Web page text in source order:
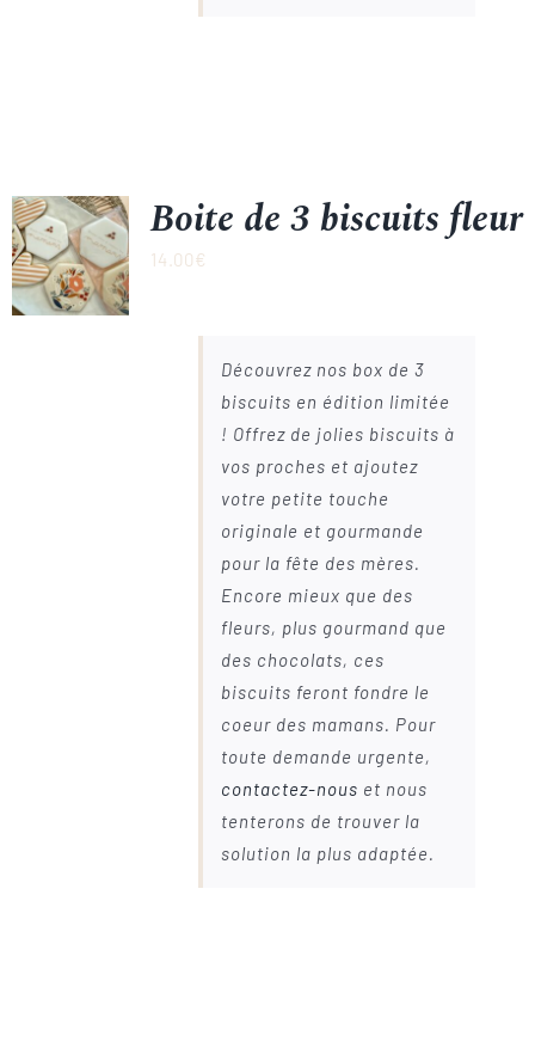
Boite de 3 biscuits fleur
14.00€
Découvrez nos box de 3
biscuits en édition limitée
! Offrez de jolies biscuits à
vos proches et ajoutez
votre petite touche
originale et gourmande
pour la fête des mères.
Encore mieux que des
fleurs, plus gourmand que
des chocolats, ces
biscuits feront fondre le
coeur des mamans. Pour
toute demande urgente,
contactez-nous et nous
tenterons de trouver la
solution la plus adaptée.